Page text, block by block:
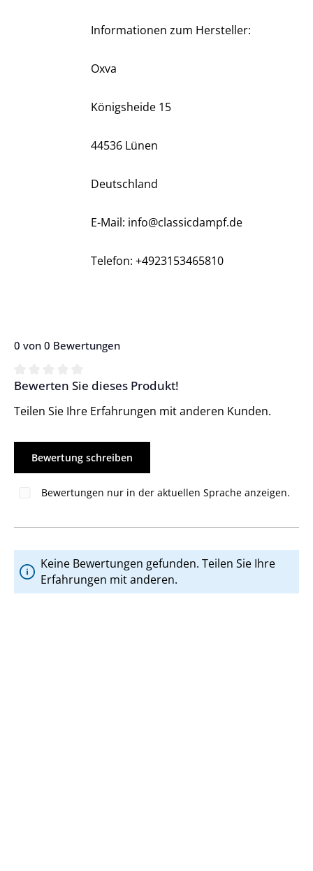
Informationen zum Hersteller:
Oxva
Königsheide 15
44536 Lünen
Deutschland
E-Mail: info@classicdampf.de
Telefon: +4923153465810
0 von 0 Bewertungen
Durchschnittliche Bewertung von 0 von 5 Sternen
Bewerten Sie dieses Produkt!
Teilen Sie Ihre Erfahrungen mit anderen Kunden.
Bewertung schreiben
Bewertungen nur in der aktuellen Sprache anzeigen.
Keine Bewertungen gefunden. Teilen Sie Ihre
Erfahrungen mit anderen.